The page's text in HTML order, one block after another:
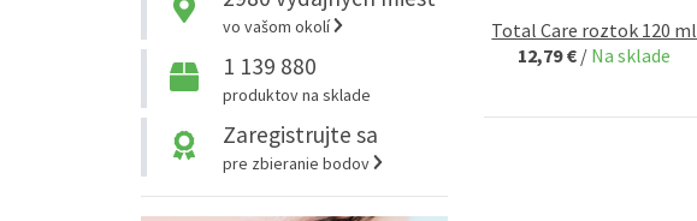
vo vašom okolí
1 139 880
produktov na sklade
Zaregistrujte sa
pre zbieranie bodov
Total Care roztok 120 ml
12,79 € / Na sklade